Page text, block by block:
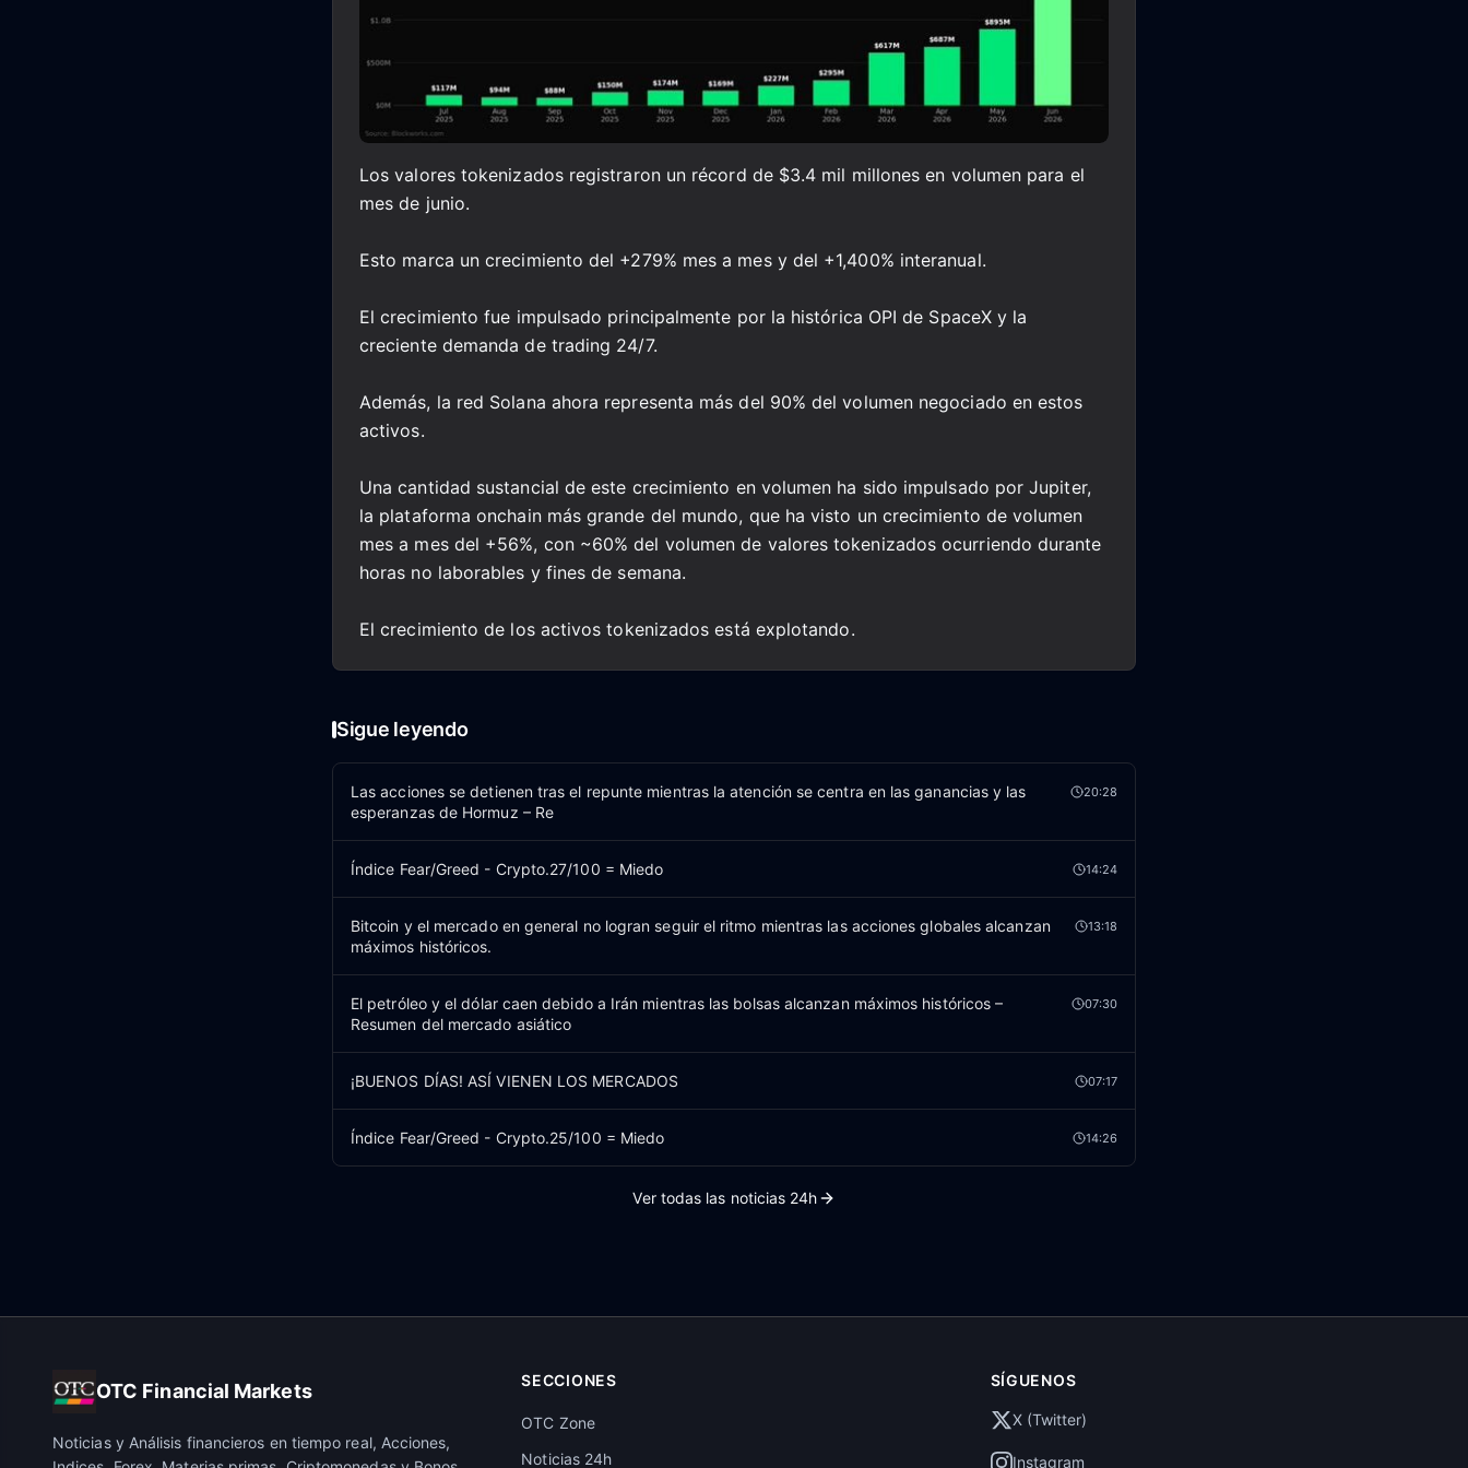
Los valores tokenizados registraron un récord de $3.4 mil millones en volumen para el
mes de junio.
Esto marca un crecimiento del +279% mes a mes y del +1,400% interanual.
El crecimiento fue impulsado principalmente por la histórica OPI de SpaceX y la
creciente demanda de trading 24/7.
Además, la red Solana ahora representa más del 90% del volumen negociado en estos
activos.
Una cantidad sustancial de este crecimiento en volumen ha sido impulsado por Jupiter,
la plataforma onchain más grande del mundo, que ha visto un crecimiento de volumen
mes a mes del +56%, con ~60% del volumen de valores tokenizados ocurriendo durante
horas no laborables y fines de semana.
El crecimiento de los activos tokenizados está explotando.
Sigue leyendo
Las acciones se detienen tras el repunte mientras la atención se centra en las ganancias y las
esperanzas de Hormuz – Re
20:28
Índice Fear/Greed - Crypto.27/100 = Miedo 14:24
Bitcoin y el mercado en general no logran seguir el ritmo mientras las acciones globales alcanzan
máximos históricos.
13:18
El petróleo y el dólar caen debido a Irán mientras las bolsas alcanzan máximos históricos –
Resumen del mercado asiático
07:30
¡BUENOS DÍAS! ASÍ VIENEN LOS MERCADOS 07:17
Índice Fear/Greed - Crypto.25/100 = Miedo 14:26
Ver todas las noticias 24h
OTC Financial Markets
Noticias y Análisis financieros en tiempo real, Acciones,
SECCIONES
OTC Zone
Noticias 24h
SÍGUENOS
X (Twitter)
Instagram